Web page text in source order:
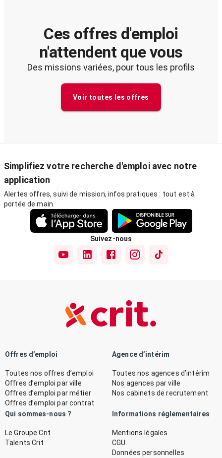
Ces offres d'emploi
n'attendent que vous
Des missions variées, pour tous les profils
Voir toutes les offres
Simplifiez votre recherche d'emploi avec notre
application
Alertes offres, suivi de mission, infos pratiques : tout est à
portée de main.
Suivez-nous
Offres d’emploi
Toutes nos offres d’emploi
Offres d’emploi par ville
Offres d’emploi par métier
Offres d’emploi par contrat
Agence d’intérim
Toutes nos agences d’intérim
Nos agences par ville
Nos cabinets de recrutement
Qui sommes-nous ?
Le Groupe Crit
Talents Crit
Informations réglementaires
Mentions légales
CGU
Données personnelles